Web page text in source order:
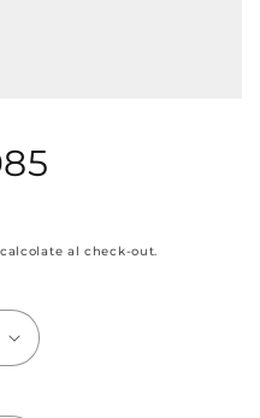
calcolate al check-out.